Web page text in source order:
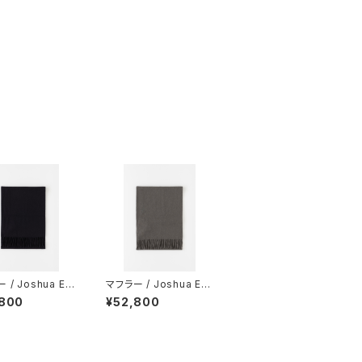
/ Joshua Elli
ュア・エリス) /
CPG60044
マフラー / Joshua Elli
s(ジョシュア・エリス) /
STORM / CPG5234
¥52,800